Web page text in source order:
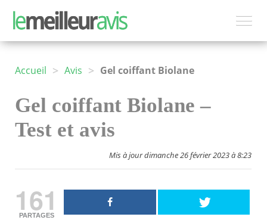
Accueil > Avis > Gel coiffant Biolane
Gel coiffant Biolane –
Test et avis
Mis à jour dimanche 26 février 2023 à 8:23
161
PARTAGES